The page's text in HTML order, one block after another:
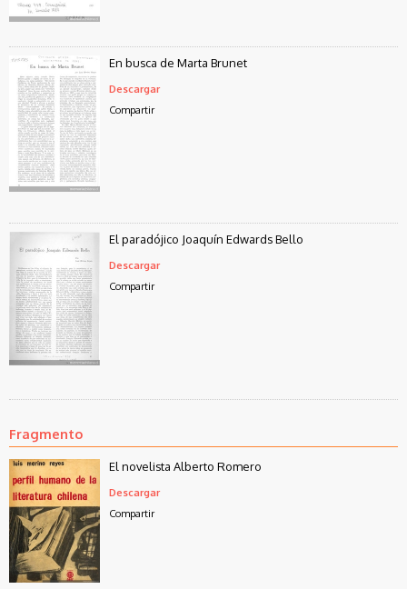
En busca de Marta Brunet
Descargar
Compartir
El paradójico Joaquín Edwards Bello
Descargar
Compartir
Fragmento
El novelista Alberto Romero
Descargar
Compartir